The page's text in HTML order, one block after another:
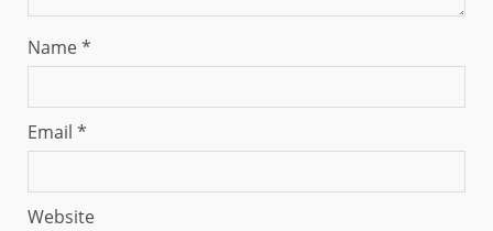
Name*
Email *
Website